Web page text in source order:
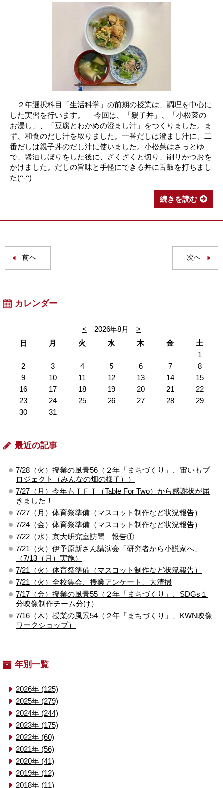
２年選択科目「生活科学」の前期の授業は、調理を中心に
した実習を行います。 今回は、「親子丼」、「小松菜の
お浸し」、「豆腐とわかめの澄まし汁」をつくりました。ま
ず、和食のだし汁を取りました。一番だしは澄まし汁に、二
番だしは親子丼のだし汁に使いました。小松菜はさっとゆ
で、醤油しぼりをした後に、ざくざくと切り、削りかつおを
かけました。だしの旨味と手軽にできる丼に舌鼓を打ちまし
た(^-^)
続きを読む
前へ 次へ
カレンダー
< 2026年8月
>
日
月 火 水 木 金
土
1
2
3 4 5 6 7
8
9
10 11 12 13 14
15
16
17 18 19 20 21
22
23
24 25 26 27 28
29
30
31
最近の記事
7/28（火）授業の風景56（２年「まちづくり」、宙いもプ
ロジェクト（みんなの畑の様子））
7/27（月）今年もＴＦＴ（Table For Two）から感謝状が届
きました！
7/27（月）体育祭準備（マスコット制作など状況報告）
7/24（金）体育祭準備（マスコット制作など状況報告）
7/22（水）京大研究室訪問 報告①
7/21（火）伊予原新さん講演会「研究者から小説家へ」
（7/13（月）実施）
7/21（火）体育祭準備（マスコット制作など状況報告）
7/21（火）全校集会、授業アンケート、大清掃
7/17（金）授業の風景55（２年「まちづくり」、SDGs１
分映像制作チーム分け）
7/16（木）授業の風景54（２年「まちづくり」、KWN映像
ワークショップ）
年別一覧
2026年 (125)
2025年 (279)
2024年 (244)
2023年 (175)
2022年 (60)
2021年 (56)
2020年 (41)
2019年 (12)
2018年 (11)